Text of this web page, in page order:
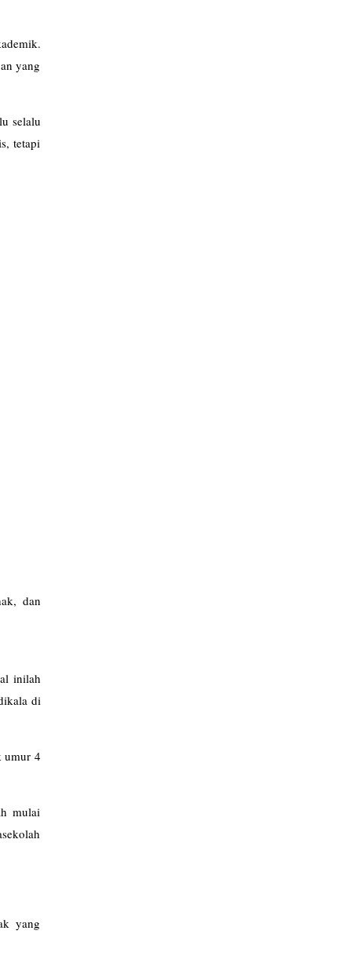
yang
selalu
tetapi
dan
inilah
di
umur 4
mulai
yang